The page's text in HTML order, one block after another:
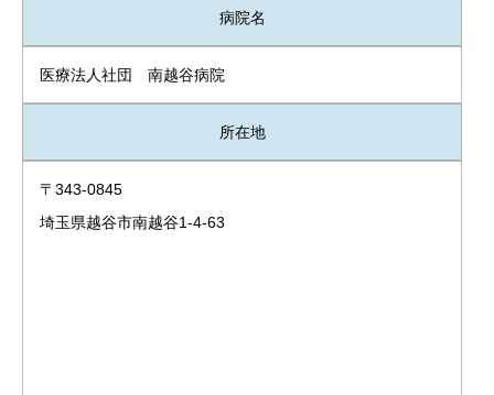
病院名
医療法人社団 南越谷病院
所在地
〒343-0845
埼玉県越谷市南越谷1-4-63